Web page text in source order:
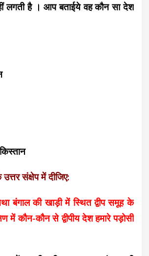
लगती है । आप बताईये वह कौन सा देश
संक्षेप में दीजिए:
बंगाल की खाड़ी में स्थित द्वीप समूह के
में कौन-कौन से द्वीपीय देश हमारे पड़ोसी